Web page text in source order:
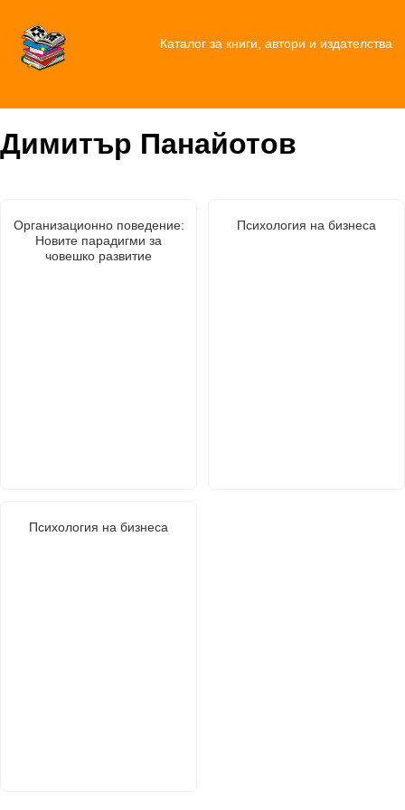
Каталог за книги, автори и издателства
Димитър Панайотов
Организационно поведение:
Новите парадигми за
човешко развитие
Психология на бизнеса
Психология на бизнеса